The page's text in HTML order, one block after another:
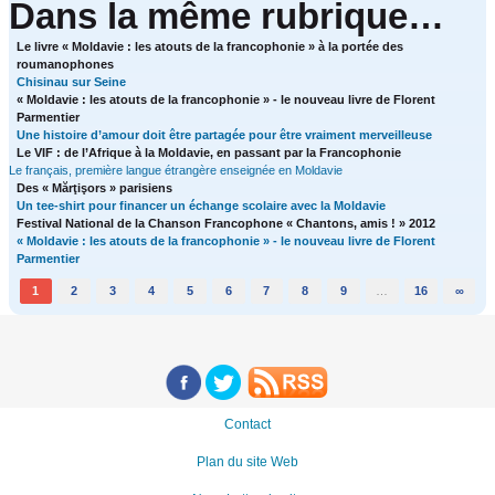
Dans la même rubrique…
Le livre « Moldavie : les atouts de la francophonie » à la portée des
roumanophones
Chisinau sur Seine
« Moldavie : les atouts de la francophonie » - le nouveau livre de Florent
Parmentier
Une histoire d’amour doit être partagée pour être vraiment merveilleuse
Le VIF : de l’Afrique à la Moldavie, en passant par la Francophonie
Le français, première langue étrangère enseignée en Moldavie
Des « Mărţişors » parisiens
Un tee-shirt pour financer un échange scolaire avec la Moldavie
Festival National de la Chanson Francophone « Chantons, amis ! » 2012
« Moldavie : les atouts de la francophonie » - le nouveau livre de Florent
Parmentier
1 2 3 4 5 6 7 8 9 … 16 ∞
Contact
Plan du site Web